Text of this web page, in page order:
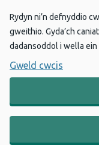
Rydyn ni’n defnyddio
gweithio. Gyda’ch
dadansoddol i wella
Gweld cwcis